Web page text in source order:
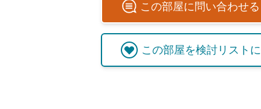
この部屋に問い合わせる
この部屋を検討リスト